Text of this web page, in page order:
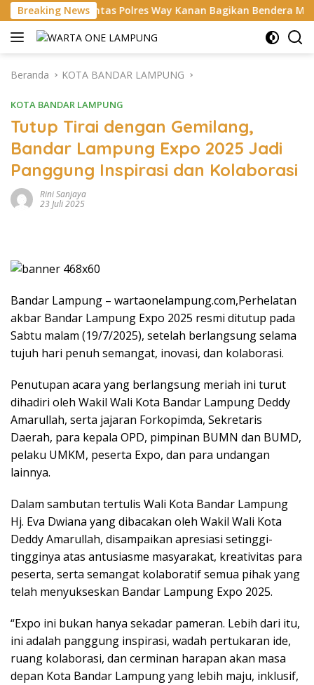
Langsung
ke
konten
Breaking News
Polres Way Kanan Bagikan Bendera Merah Putih Gratis ke
Beranda KOTA BANDAR LAMPUNG
KOTA BANDAR LAMPUNG
Tutup Tirai dengan Gemilang,
Bandar Lampung Expo 2025 Jadi
Panggung Inspirasi dan Kolaborasi
Rini Sanjaya
23 Juli 2025
Bandar Lampung – wartaonelampung.com,Perhelatan
akbar Bandar Lampung Expo 2025 resmi ditutup pada
Sabtu malam (19/7/2025), setelah berlangsung selama
tujuh hari penuh semangat, inovasi, dan kolaborasi.
Penutupan acara yang berlangsung meriah ini turut
dihadiri oleh Wakil Wali Kota Bandar Lampung Deddy
Amarullah, serta jajaran Forkopimda, Sekretaris
Daerah, para kepala OPD, pimpinan BUMN dan BUMD,
pelaku UMKM, peserta Expo, dan para undangan
lainnya.
Dalam sambutan tertulis Wali Kota Bandar Lampung
Hj. Eva Dwiana yang dibacakan oleh Wakil Wali Kota
Deddy Amarullah, disampaikan apresiasi setinggi-
tingginya atas antusiasme masyarakat, kreativitas para
peserta, serta semangat kolaboratif semua pihak yang
telah menyukseskan Bandar Lampung Expo 2025.
“Expo ini bukan hanya sekadar pameran. Lebih dari itu,
ini adalah panggung inspirasi, wadah pertukaran ide,
ruang kolaborasi, dan cerminan harapan akan masa
depan Kota Bandar Lampung yang lebih maju, inklusif,